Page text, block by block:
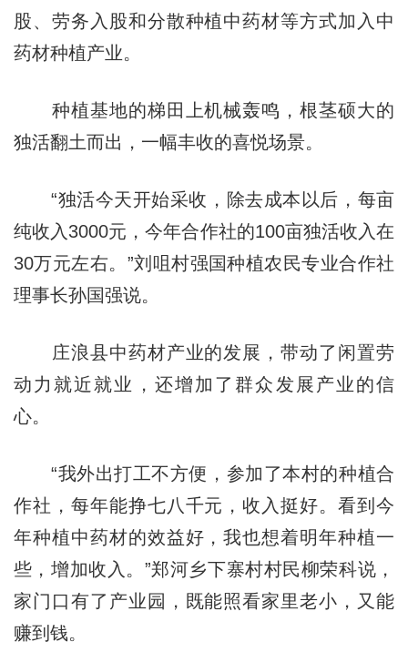
股、劳务入股和分散种植中药材等方式加入中
药材种植产业。
种植基地的梯田上机械轰鸣，根茎硕大的
独活翻土而出，一幅丰收的喜悦场景。
“独活今天开始采收，除去成本以后，每亩
纯收入3000元，今年合作社的100亩独活收入在
30万元左右。”刘咀村强国种植农民专业合作社
理事长孙国强说。
庄浪县中药材产业的发展，带动了闲置劳
动力就近就业，还增加了群众发展产业的信
心。
“我外出打工不方便，参加了本村的种植合
作社，每年能挣七八千元，收入挺好。看到今
年种植中药材的效益好，我也想着明年种植一
些，增加收入。”郑河乡下寨村村民柳荣科说，
家门口有了产业园，既能照看家里老小，又能
赚到钱。